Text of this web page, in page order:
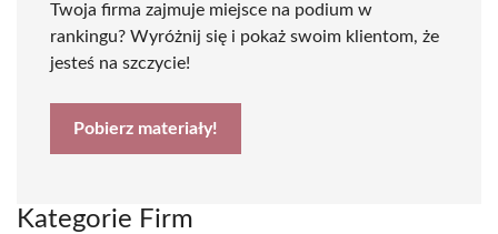
Twoja firma zajmuje miejsce na podium w
rankingu? Wyróżnij się i pokaż swoim klientom, że
jesteś na szczycie!
Pobierz materiały!
Kategorie Firm